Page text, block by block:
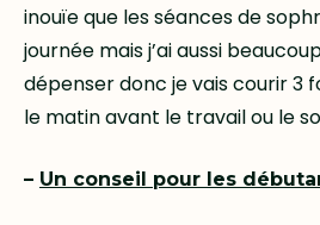
inouïe que les séances de
journée mais j’ai aussi
dépenser donc je vais courir 3
le matin avant le travail ou le
– Un conseil pour les